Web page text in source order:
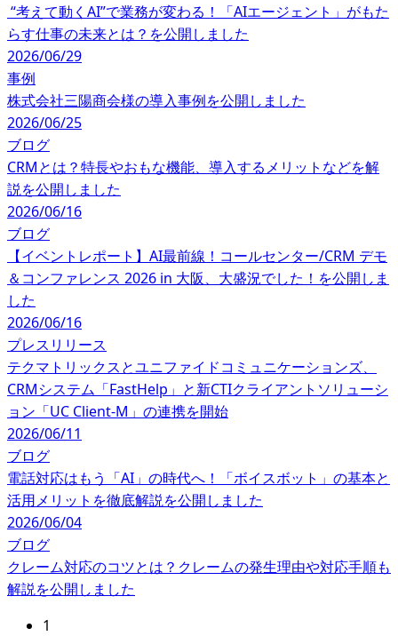
“考えて動くAI”で業務が変わる！「AIエージェント」がもた
らす仕事の未来とは？を公開しました
2026/06/29
事例
株式会社三陽商会様の導入事例を公開しました
2026/06/25
ブログ
CRMとは？特長やおもな機能、導入するメリットなどを解
説を公開しました
2026/06/16
ブログ
【イベントレポート】AI最前線！コールセンター/CRM デモ
＆コンファレンス 2026 in 大阪、大盛況でした！を公開しま
した
2026/06/16
プレスリリース
テクマトリックスとユニファイドコミュニケーションズ、
CRMシステム「FastHelp」と新CTIクライアントソリューシ
ョン「UC Client-M」の連携を開始
2026/06/11
ブログ
電話対応はもう「AI」の時代へ！「ボイスボット」の基本と
活用メリットを徹底解説を公開しました
2026/06/04
ブログ
クレーム対応のコツとは？クレームの発生理由や対応手順も
解説を公開しました
1